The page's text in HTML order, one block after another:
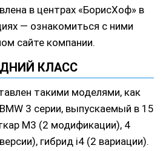
в центрах «БорисХоф» в
— ознакомиться с ними
сайте компании.
КЛАСС
такими моделями, как
3 серии, выпускаемый в 15
M3 (2 модификации), 4
гибрид i4 (2 вариации).